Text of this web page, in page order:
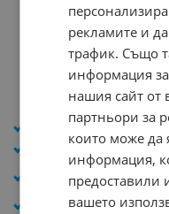
Батерия AG4 VARTA
1.55V
Арт.№: 47328
Тип батерия:
Напрежение: 1.55V
Външни размери:
6.8x2.6mm
Капацитет: 24mAh
рекламите и
трафик. Също
информация
нашия сайт от
партньори за
които може да
информация,
предоставили
вашето